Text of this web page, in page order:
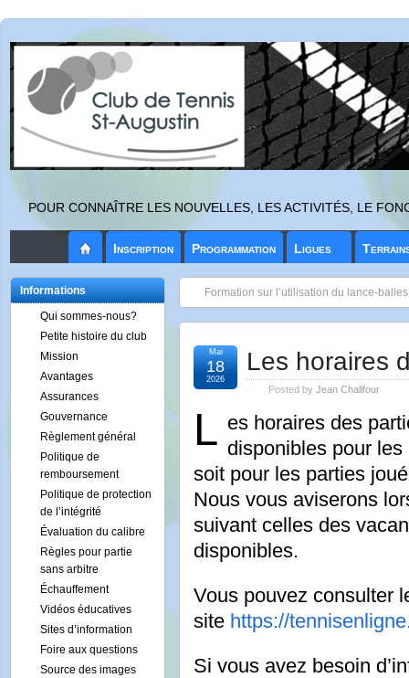
POUR CONNAÎTRE LES NOUVELLES, LES ACTIVITÉS, LE
Inscription Programmation Ligues
Formation sur l’utilisation du lance-
Les horaires
Posted by Jean Chalifour
Mai
18
2026
L es horaires des
disponibles pour
soit pour les parties
Nous vous aviserons
suivant celles des
disponibles.
Vous pouvez consulter
site https://
Si vous avez besoin
Informations
Qui sommes-nous?
Petite histoire du club
Mission
Avantages
Assurances
Gouvernance
Règlement général
Politique de
remboursement
Politique de protection
de l’intégrité
Évaluation du calibre
Règles pour partie
sans arbitre
Échauffement
Vidéos éducatives
Sites d’information
Foire aux questions
Source des images